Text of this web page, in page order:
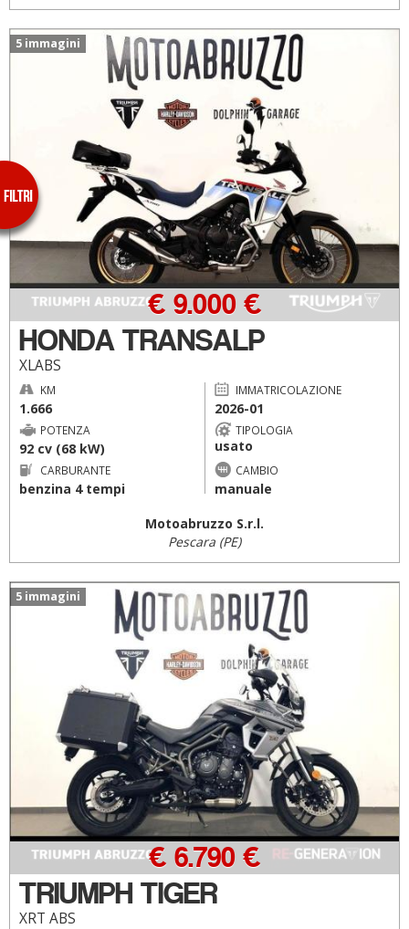
5 immagini
HONDA TRANSALP
XLABS
€ 9.000 €
KM
1.666
IMMATRICOLAZIONE
2026-01
POTENZA
92 cv (68 kW)
TIPOLOGIA
usato
CARBURANTE
benzina 4 tempi
CAMBIO
manuale
Motoabruzzo S.r.l.
Pescara (PE)
5 immagini
TRIUMPH TIGER
XRT ABS
€ 6.790 €